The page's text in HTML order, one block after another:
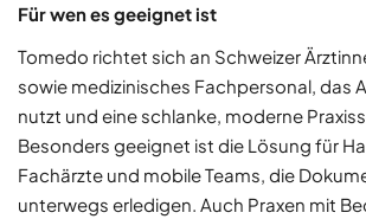
Für wen es geeignet ist
Tomedo richtet sich an Schweizer
sowie medizinisches Fachpersonal, das
nutzt und eine schlanke, moderne
Besonders geeignet ist die Lösung für
Fachärzte und mobile Teams, die
unterwegs erledigen. Auch Praxen mit